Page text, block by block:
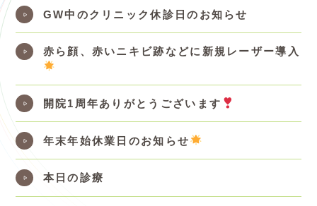
GW中のクリニック休診日のお知らせ
赤ら顔、赤いニキビ跡などに新規レーザー導入
開院1周年ありがとうございます
年末年始休業日のお知らせ
本日の診療